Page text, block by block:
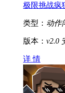
极限挑战疯
类型： 动作
版本： v2.0
详 情